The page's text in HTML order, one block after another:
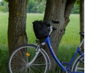
um den Teich
Reviere von
Die Eichenallee